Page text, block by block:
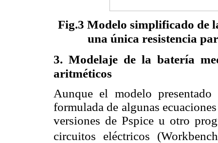
Fig.3 Modelo simplificado de
una única resistencia
3. Modelaje de la batería
aritméticos
Aunque el modelo
formulada de algunas
versiones de Pspice u otro
circuitos eléctricos